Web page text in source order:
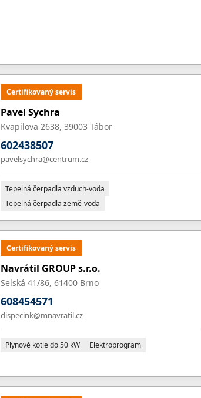
Certifikovaný servis
Pavel Sychra
Kvapilova 2638, 39003 Tábor
602438507
pavelsychra@centrum.cz
Tepelná čerpadla vzduch-voda
Tepelná čerpadla země-voda
Certifikovaný servis
Navrátil GROUP s.r.o.
Selská 41/86, 61400 Brno
608454571
dispecink@mnavratil.cz
Plynové kotle do 50 kW Elektroprogram